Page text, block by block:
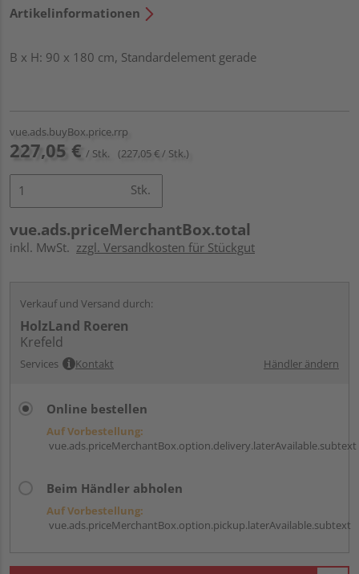
Artikelinformationen
B x H: 90 x 180 cm, Standardelement gerade
vue.ads.buyBox.price.rrp
227,05 € / Stk. (227,05 € / Stk.)
Stk.
vue.ads.priceMerchantBox.total
inkl. MwSt. zzgl. Versandkosten für Stückgut
Verkauf und Versand durch:
HolzLand Roeren
Krefeld
Services Kontakt Händler ändern
Online bestellen
Auf Vorbestellung:
vue.ads.priceMerchantBox.option.delivery.laterAvailable.subtext
Beim Händler abholen
Auf Vorbestellung:
vue.ads.priceMerchantBox.option.pickup.laterAvailable.subtext